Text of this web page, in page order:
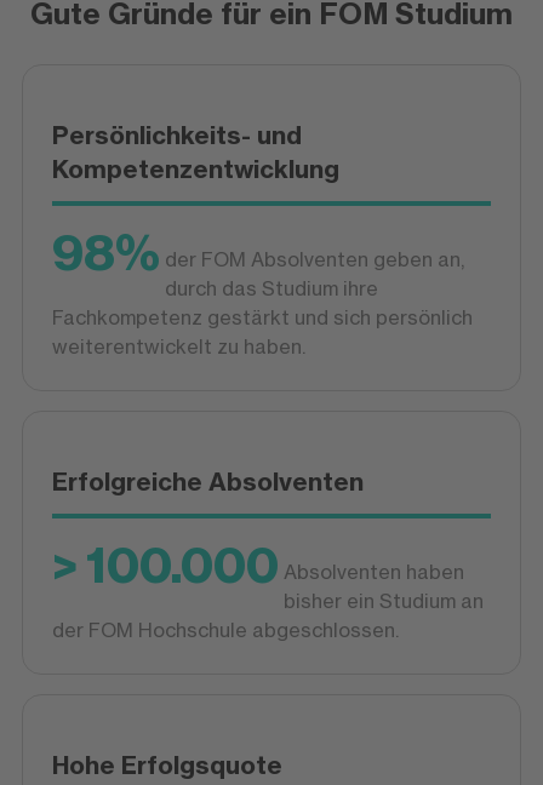
Gute Gründe für ein FOM Studium
Persönlichkeits- und
Kompetenzentwicklung
98% der FOM Absolventen geben an,
durch das Studium ihre
Fachkompetenz gestärkt und sich persönlich
weiterentwickelt zu haben.
Erfolgreiche Absolventen
> 100.000 Absolventen haben
bisher ein Studium an
der FOM Hochschule abgeschlossen.
Hohe Erfolgsquote